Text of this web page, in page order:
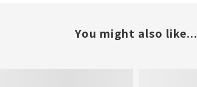
You might also like...